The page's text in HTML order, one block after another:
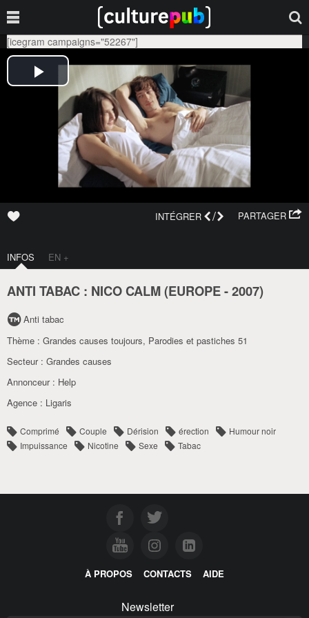
[icegram campaigns="52267"]
PARTAGER
INTÉGRER /
INFOS EN +
ANTI TABAC : NICO CALM (EUROPE-2007)
Anti tabac
Thème : Grandes causes toujours, Parodies et pastiches 51
Secteur : Grandes causes
Annonceur : Help
Agence : Ligaris
Comprimé Couple Dérision érection
Humour noir
Impuissance
Nicotine Sexe Tabac
À PROPOS CONTACTS AIDE
Newsletter